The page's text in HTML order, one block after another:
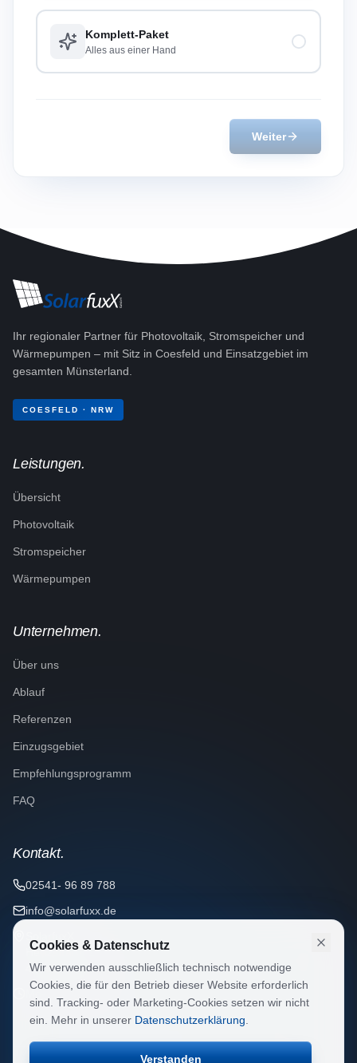
Komplett-Paket
Alles aus einer Hand
Weiter
Ihr regionaler Partner für Photovoltaik, Stromspeicher und
Wärmepumpen – mit Sitz in Coesfeld und Einsatzgebiet im
gesamten Münsterland.
COESFELD · NRW
Leistungen.
Übersicht
Photovoltaik
Stromspeicher
Wärmepumpen
Unternehmen.
Über uns
Ablauf
Referenzen
Einzugsgebiet
Empfehlungsprogramm
FAQ
Kontakt.
02541- 96 89 788
info@solarfuxx.de
Hertzstraße 16
48653 Coesfeld
Mo–Fr 8–18 Uhr
Cookies & Datenschutz
Wir verwenden ausschließlich technisch notwendige
Cookies, die für den Betrieb dieser Website erforderlich
sind. Tracking- oder Marketing-Cookies setzen wir nicht
ein. Mehr in unserer Datenschutzerklärung
Verstanden